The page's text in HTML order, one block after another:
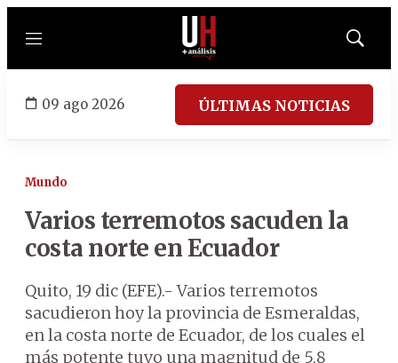
Menú
Mostrar
09 ago 2026 ÚLTIMAS NOTICIAS
Mundo
Varios terremotos sacuden la
costa norte en Ecuador
Quito, 19 dic (EFE).- Varios terremotos
sacudieron hoy la provincia de Esmeraldas,
en la costa norte de Ecuador, de los cuales el
más potente tuvo una magnitud de 5,8